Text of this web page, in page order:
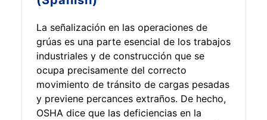
La señalización en las operaciones de
grúas es una parte esencial de los trabajos
industriales y de construcción que se
ocupa precisamente del correcto
movimiento de tránsito de cargas pesadas
y previene percances extraños. De hecho,
OSHA dice que las deficiencias en la